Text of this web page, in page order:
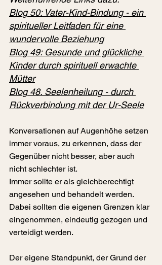
Blog 50: Vater-Kind-Bindung - ein
spiritueller Leitfaden für eine
wundervolle Beziehung
Blog 49: Gesunde und glückliche
Kinder durch spirituell erwachte
Mütter
Blog 48. Seelenheilung - durch
Rückverbindung mit der Ur-Seele
Konversationen auf Augenhöhe setzen
immer voraus, zu erkennen, dass der
Gegenüber nicht besser, aber auch
nicht schlechter ist.
Immer sollte er als gleichberechtigt
angesehen und behandelt werden.
Dabei sollten die eigenen Grenzen klar
eingenommen, eindeutig gezogen und
verteidigt werden.
Der eigene Standpunkt, der Grund der